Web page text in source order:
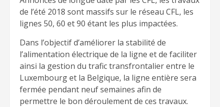
de l’été 2018 sont massifs sur le réseau CFL, les
lignes 50, 60 et 90 étant les plus impactées.
Dans l’objectif d’améliorer la stabilité de
l’alimentation électrique de la ligne et de faciliter
ainsi la gestion du trafic transfrontalier entre le
Luxembourg et la Belgique, la ligne entière sera
fermée pendant neuf semaines afin de
permettre le bon déroulement de ces travaux.